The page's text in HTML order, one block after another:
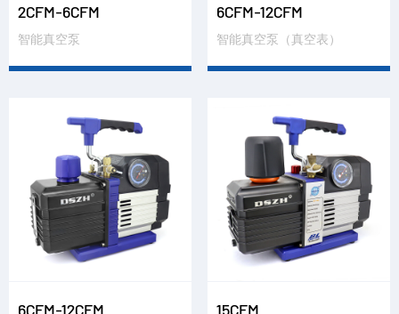
2CFM-6CFM
智能真空泵
6CFM-12CFM
智能真空泵（真空表）
6CFM-12CFM 15CFM